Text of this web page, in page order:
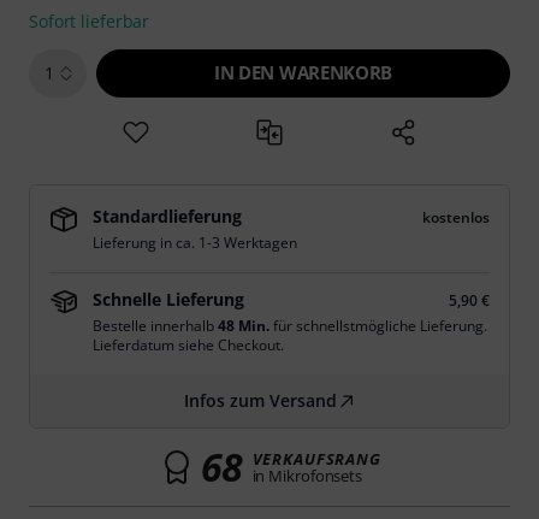
Sofort lieferbar
1 IN DEN WARENKORB
Standardlieferung
kostenlos
Lieferung in ca. 1-3 Werktagen
Schnelle Lieferung
5,90 €
Bestelle innerhalb48 Min.für schnellstmögliche Lieferung.
Lieferdatum siehe Checkout.
Infos zum Versand
68 VERKAUFSRANG
in Mikrofonsets